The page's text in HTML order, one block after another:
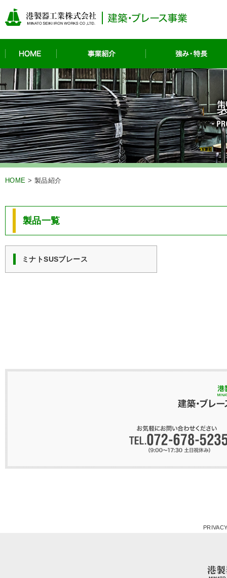
HOME > 製品紹介
製品一覧
ミナトSUSブレース